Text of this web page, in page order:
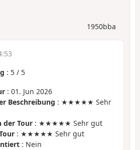
1950bba
: 5 / 5
: 01. Jun 2026
Beschreibung : ★★★★★ Sehr
der Tour : ★★★★★ Sehr gut
: ★★★★★ Sehr gut
: Nein